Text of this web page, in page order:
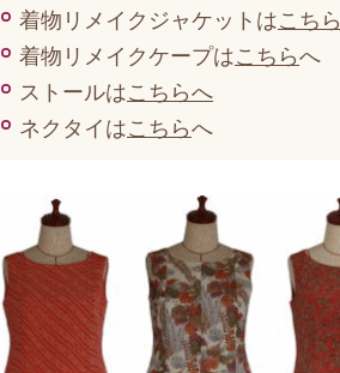
着物リメイクジャケットはこちら
着物リメイクケープはこちらへ
ストールはこちらへ
ネクタイはこちらへ